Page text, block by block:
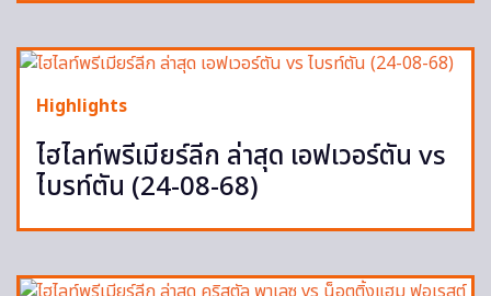
Highlights
ไฮไลท์พรีเมียร์ลีก ล่าสุด เอฟเวอร์ตัน vs
ไบรท์ตัน (24-08-68)